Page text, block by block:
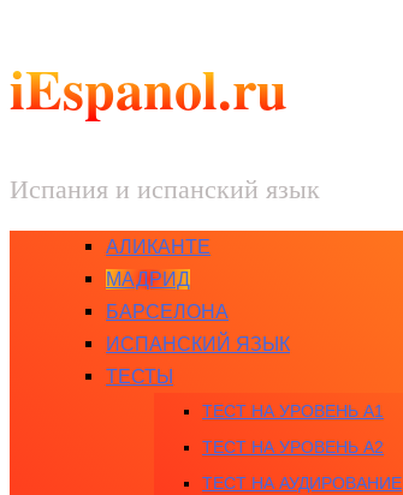
iEspanol.ru
Испания и испанский язык
АЛИКАНТЕ
МАДРИД
БАРСЕЛОНА
ИСПАНСКИЙ ЯЗЫК
ТЕСТЫ
ТЕСТ НА УРОВЕНЬ A1
ТЕСТ НА УРОВЕНЬ A2
ТЕСТ НА АУДИРОВАНИЕ